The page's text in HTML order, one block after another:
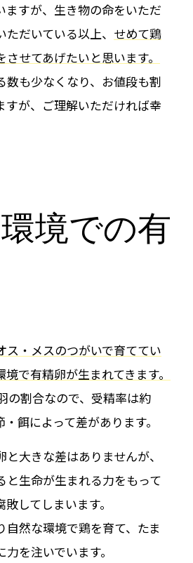
ますが、生き物の命をいただ
だいている以上、 せめて鶏
せてあげたいと思います。
数も少なくなり、お値段も割
すが、ご理解いただければ幸
境での有
ス・メスのつがいで育ててい
で有精卵が生まれてきます。
の割合なので、受精率は約
餌によって差があります。
大きな差はありませんが、
と生命が生まれる力をもって
してしまいます。
自然な環境で鶏を育て、たま
を注いでいます。